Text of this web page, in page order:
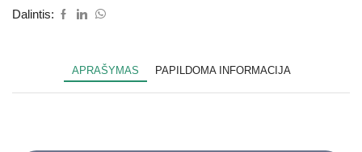
Dalintis:
APRAŠYMAS PAPILDOMA INFORMACIJA